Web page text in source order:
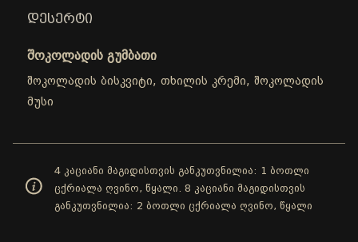
ᲓᲔᲡᲔᲠᲢᲘ
შოკოლადის გუმბათი
შოკოლადის ბისკვიტი, თხილის კრემი, შოკოლადის
მუსი
4 კაციანი მაგიდისთვის განკუთვნილია: 1 ბოთლი
ცქრიალა ღვინო, წყალი. 8 კაციანი მაგიდისთვის
განკუთვნილია: 2 ბოთლი ცქრიალა ღვინო, წყალი